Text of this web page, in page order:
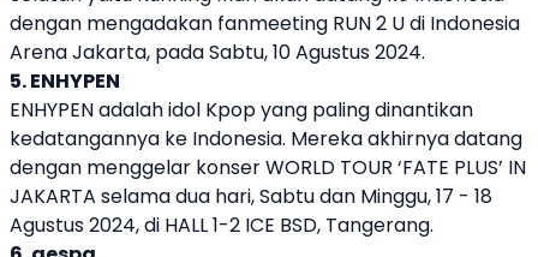
dengan mengadakan fanmeeting RUN 2 U di Indonesia
Arena Jakarta, pada Sabtu, 10 Agustus 2024.
5. ENHYPEN
ENHYPEN adalah idol Kpop yang paling dinantikan
kedatangannya ke Indonesia. Mereka akhirnya datang
dengan menggelar konser WORLD TOUR ‘FATE PLUS’ IN
JAKARTA selama dua hari, Sabtu dan Minggu, 17 - 18
Agustus 2024, di HALL 1-2 ICE BSD, Tangerang.